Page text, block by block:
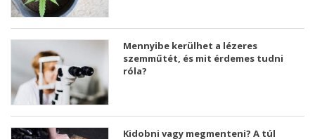
Mennyibe kerülhet a lézeres
szemműtét, és mit érdemes tudni
róla?
Kidobni vagy megmenteni? A túl